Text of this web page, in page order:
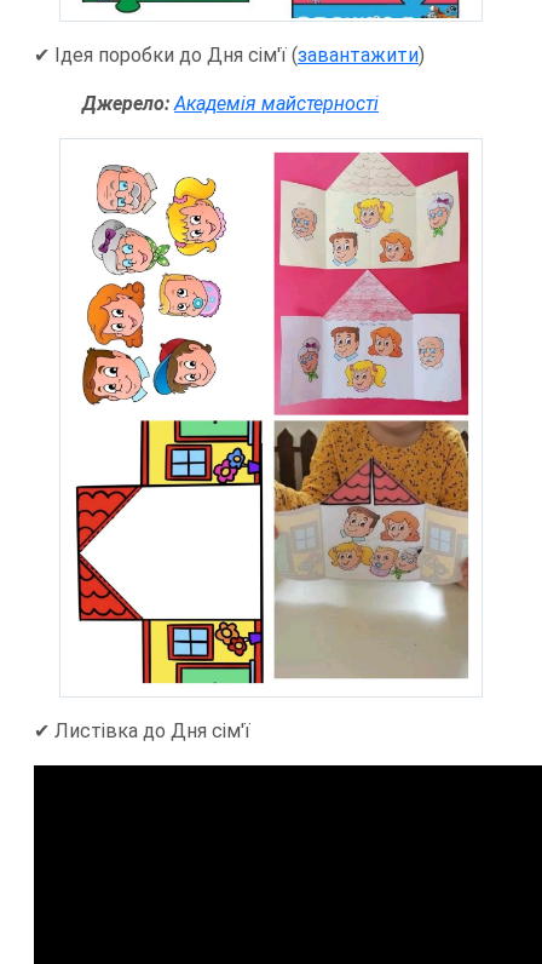
✔ Ідея поробки до Дня сім'ї (завантажити)
Джерело: Академія майстерності
✔ Листівка до Дня сім'ї